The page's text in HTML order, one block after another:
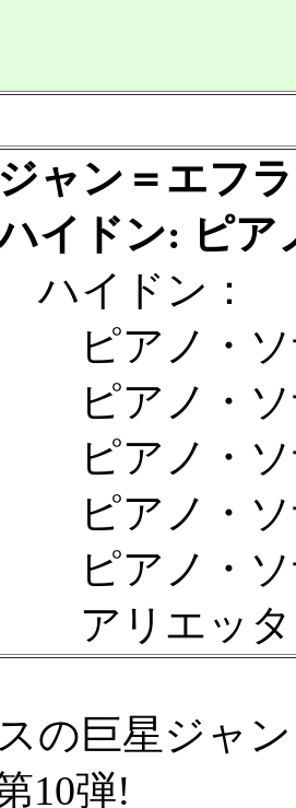
ジャン＝エフ
イドン: ピア
ハイドン：
ピアノ・ソ
ピアノ・ソ
ピアノ・ソ
ピアノ・ソ
ピアノ・ソ
アリエッタ
の巨星ジャ
10弾!